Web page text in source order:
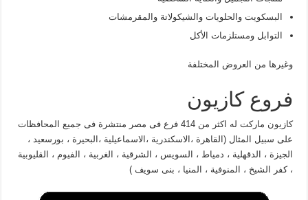
البسكويت والحلويات والشيكولاتة والمقرمشات
التوابل ومستلزمات الأكل
وغيرها من العروض المختلفة
فروع كازيون
كازيون ماركت له اكثر من 414 فرع فى مصر منتشرة فى جميع المحافظات
على سبيل المثال (القاهرة ،الاسكندرية ،الاسماعيلية ،البحيرة ، بورسعيد ،
الجيزة ، الدقهلية ، دمياط ، السويس ، الشرقية ، الغربية ، الفيوم ، القليوبية
، كفر الشيخ ، المنوفية ، المنيا ، بنى سويف )